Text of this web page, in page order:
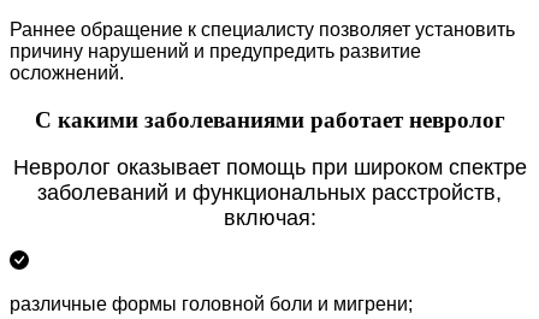
Раннее обращение к специалисту позволяет установить
причину нарушений и предупредить развитие
осложнений.
С какими заболеваниями работает невролог
Невролог оказывает помощь при широком спектре
заболеваний и функциональных расстройств,
включая:
различные формы головной боли и мигрени;